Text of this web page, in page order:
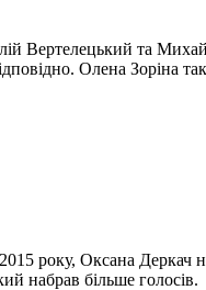
Вертелецький та
Олена
року, Оксана Деркач
набрав більше голосів.